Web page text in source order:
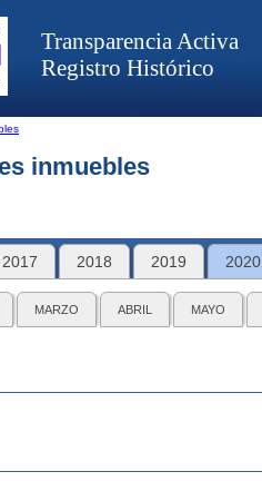
Transparencia Activa
Registro Histórico
inmuebles
2017 2018 2019 2020
MARZO ABRIL MAYO